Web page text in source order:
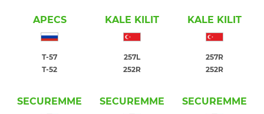
APECS
T-57
T-52
KALE KILIT
257L
252R
KALE KILIT
257R
252R
SECUREMME SECUREMME SECUREMME